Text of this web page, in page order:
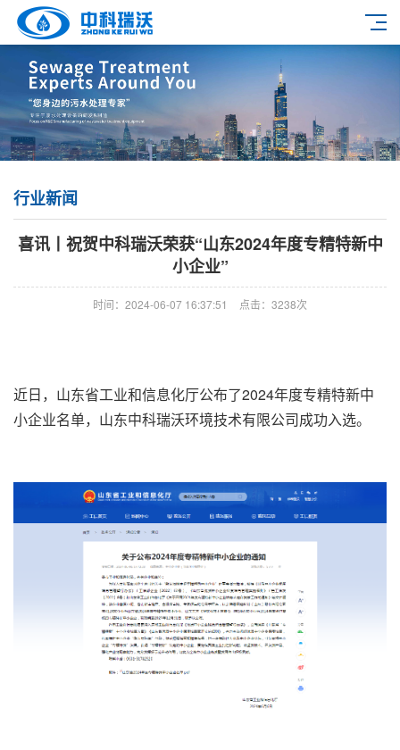
行业新闻
喜讯丨祝贺中科瑞沃荣获“山东2024年度专精特新中
小企业”
时间：2024-06-07 16:37:51 点击：3238次
近日，山东省工业和信息化厅公布了2024年度专精特新中
小企业名单，山东中科瑞沃环境技术有限公司成功入选。